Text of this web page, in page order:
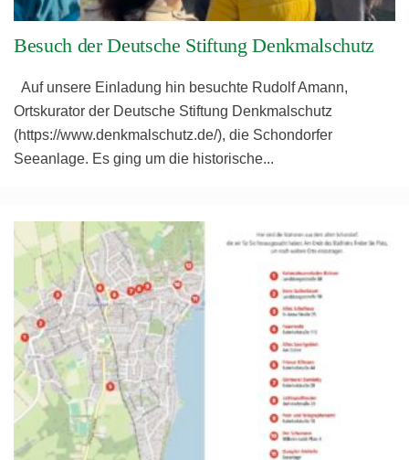
Besuch der Deutsche Stiftung Denkmalschutz
Auf unsere Einladung hin besuchte Rudolf Amann,
Ortskurator der Deutsche Stiftung Denkmalschutz
(https://www.denkmalschutz.de/), die Schondorfer
Seeanlage. Es ging um die historische...